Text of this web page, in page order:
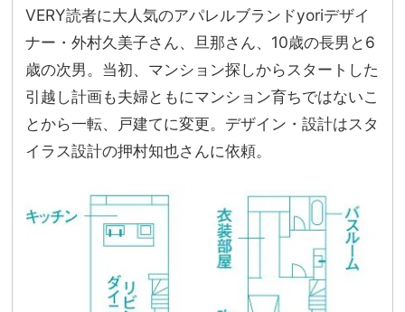
VERY読者に大人気のアパレルブランドyoriデザイ
ナー・外村久美子さん、旦那さん、10歳の長男と6
歳の次男。当初、マンション探しからスタートした
引越し計画も夫婦ともにマンション育ちではないこ
とから一転、戸建てに変更。デザイン・設計はスタ
イラス設計の押村知也さんに依頼。